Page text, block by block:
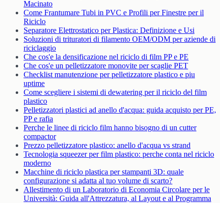
Macinato
Come Frantumare Tubi in PVC e Profili per Finestre per il
Riciclo
Separatore Elettrostatico per Plastica: Definizione e Usi
Soluzioni di trituratori di filamento OEM/ODM per aziende di
riciclaggio
Che cos'e la densificazione nel riciclo di film PP e PE
Che cos'e un pelletizzatore monovite per scaglie PET
Checklist manutenzione per pelletizzatore plastico e piu
uptime
Come scegliere i sistemi di dewatering per il riciclo del film
plastico
Pelletizzatori plastici ad anello d'acqua: guida acquisto per PE,
PP e rafia
Perche le linee di riciclo film hanno bisogno di un cutter
compactor
Prezzo pelletizzatore plastico: anello d'acqua vs strand
Tecnologia squeezer per film plastico: perche conta nel riciclo
moderno
Macchine di riciclo plastica per stampanti 3D: quale
configurazione si adatta al tuo volume di scarto?
Allestimento di un Laboratorio di Economia Circolare per le
Università: Guida all'Attrezzatura, al Layout e al Programma